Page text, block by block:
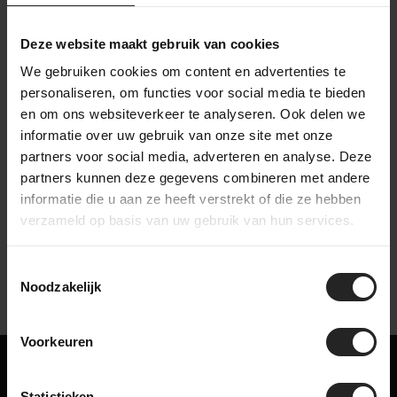
Deze website maakt gebruik van cookies
We gebruiken cookies om content en advertenties te
personaliseren, om functies voor social media te bieden
en om ons websiteverkeer te analyseren. Ook delen we
informatie over uw gebruik van onze site met onze
partners voor social media, adverteren en analyse. Deze
partners kunnen deze gegevens combineren met andere
informatie die u aan ze heeft verstrekt of die ze hebben
verzameld op basis van uw gebruik van hun services.
Noodzakelijk
Voorkeuren
wordt naar een bestemming in Nederland of wereldwijd. Zo
zorgen we ervoor dat je fiets veilig en compleet aankomt.
bekijk onze bedrijfsvideo